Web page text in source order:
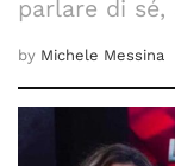
parlare di
by Michele Messina